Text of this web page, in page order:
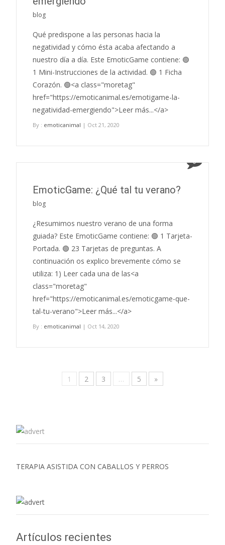
blog
Qué predispone a las personas hacia la
negatividad y cómo ésta acaba afectando a
nuestro día a día. Este EmoticGame contiene: 🟢
1 Mini-Instrucciones de la actividad. 🟢 1 Ficha
Corazón. 🟢<a class="moretag"
href="https://emoticanimal.es/emotigame-la-
negatividad-emergiendo">Leer más...</a>
By : emoticanimal | Oct 21, 2020
0
EmoticGame: ¿Qué tal tu verano?
blog
¿Resumimos nuestro verano de una forma
guiada? Este EmoticGame contiene: 🟢 1 Tarjeta-
Portada. 🟢 23 Tarjetas de preguntas. A
continuación os explico brevemente cómo se
utiliza: 1) Leer cada una de las<a
class="moretag"
href="https://emoticanimal.es/emoticgame-que-
tal-tu-verano">Leer más...</a>
By : emoticanimal | Oct 14, 2020
1 2 3 … 5 »
TERAPIA ASISTIDA CON CABALLOS Y PERROS
Artículos recientes